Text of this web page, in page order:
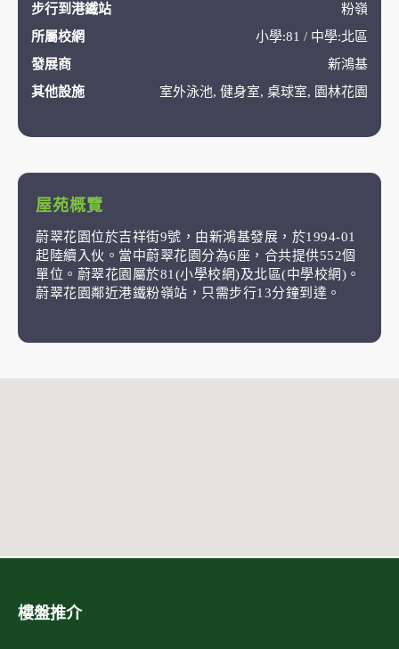
步行到港鐵站
粉嶺
所屬校網
小學:81 / 中學:北區
發展商
新鴻基
其他設施
室外泳池, 健身室, 桌球室, 園林花園
屋苑概覽
蔚翠花園位於吉祥街9號，由新鴻基發展，於1994-01
起陸續入伙。當中蔚翠花園分為6座，合共提供552個
單位。蔚翠花園屬於81(小學校網)及北區(中學校網)。
蔚翠花園鄰近港鐵粉嶺站，只需步行13分鐘到達。
樓盤推介